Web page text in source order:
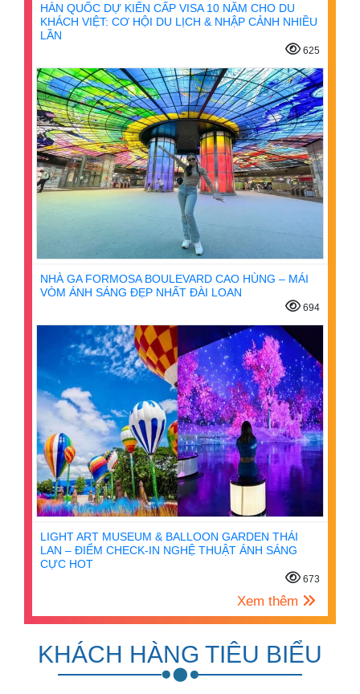
HÀN QUỐC DỰ KIẾN CẤP VISA 10 NĂM CHO DU
KHÁCH VIỆT: CƠ HỘI DU LỊCH & NHẬP CẢNH NHIỀU
LẦN
625
NHÀ GA FORMOSA BOULEVARD CAO HÙNG – MÁI
VÒM ÁNH SÁNG ĐẸP NHẤT ĐÀI LOAN
694
LIGHT ART MUSEUM & BALLOON GARDEN THÁI
LAN – ĐIỂM CHECK-IN NGHỆ THUẬT ÁNH SÁNG
CỰC HOT
673
Xem thêm
KHÁCH HÀNG TIÊU BIỂU